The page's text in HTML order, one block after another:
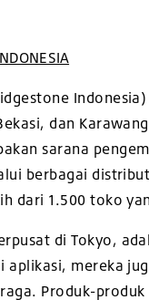
dan
sarana
berbagai
dari 1.500 toko
di Tokyo,
aplikasi, mereka
Produk-